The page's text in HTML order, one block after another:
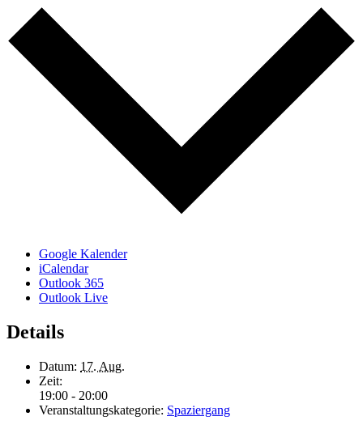
Google Kalender
iCalendar
Outlook 365
Outlook Live
Details
Datum: 17. Aug.
Zeit:
19:00 - 20:00
Veranstaltungskategorie: Spaziergang